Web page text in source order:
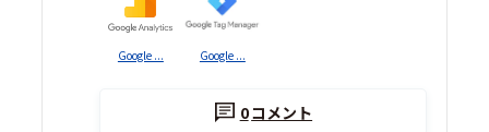
Google ... Google ...
0コメント